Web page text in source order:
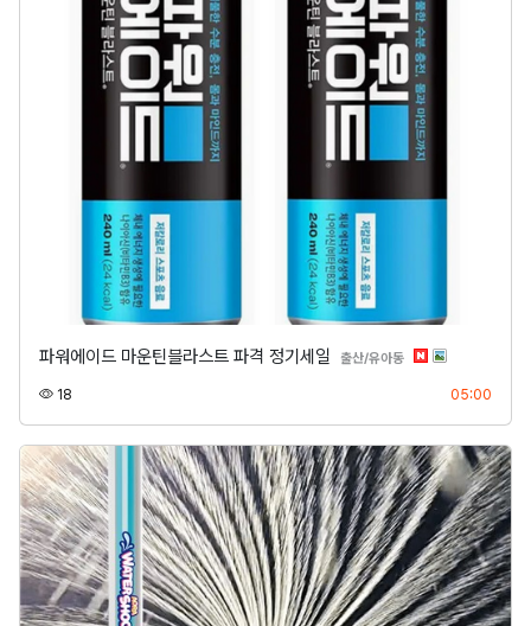
파워에이드 마운틴블라스트 파격 정기세일 출산/유아동분류
18 05:00